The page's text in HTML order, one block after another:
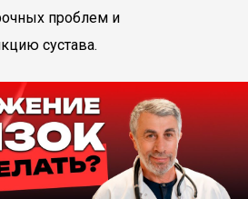
проблем и
сустава.